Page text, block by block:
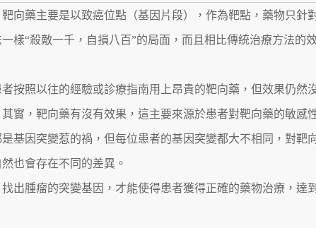
向藥主要是以致癌位點（基因片段），作為靶點，藥物只針
樣“殺敵一千，自損八百”的局面，而且相比傳統治療方法的
按照以往的經驗或診療指南用上昂貴的靶向藥，但效果仍然
實，靶向藥有沒有效果，這主要來源於患者對靶向藥的敏感
基因突變惹的禍，但每位患者的基因突變都大不相同，對靶
也會存在不同的差異。
出腫瘤的突變基因，才能使得患者獲得正確的藥物治療，達